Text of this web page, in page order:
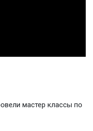
мастер классы по